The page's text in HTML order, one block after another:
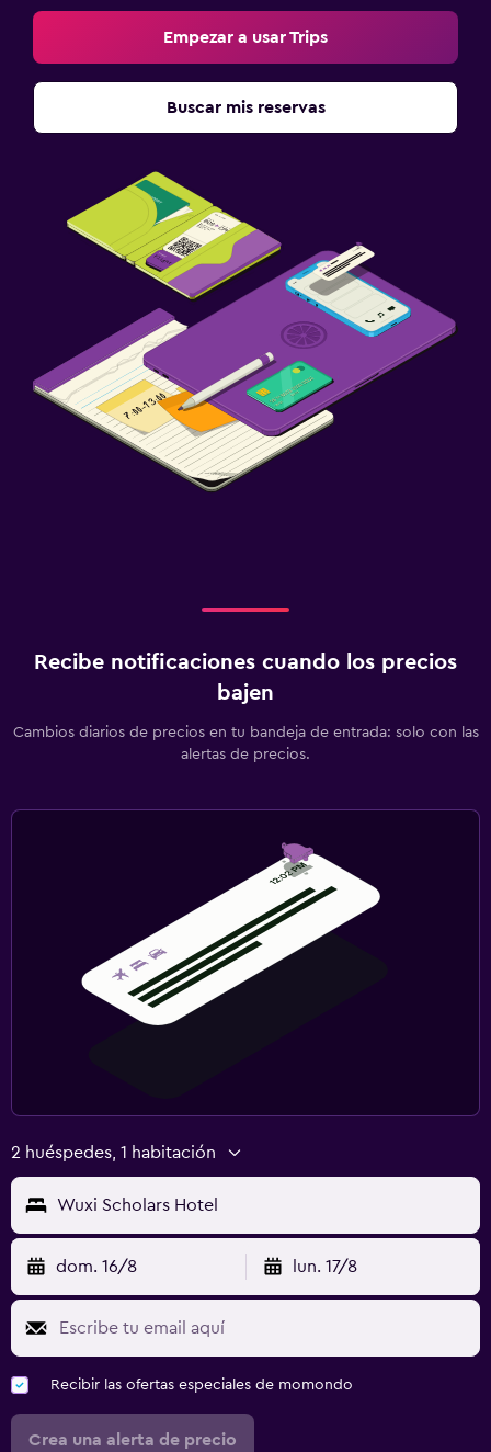
Empezar a usar Trips
Buscar mis reservas
Recibe notificaciones cuando los precios
bajen
Cambios diarios de precios en tu bandeja de entrada: solo con las
alertas de precios.
2 huéspedes, 1 habitación
Wuxi Scholars Hotel
dom. 16/8 lun. 17/8
Recibir las ofertas especiales de momondo
Crea una alerta de precio